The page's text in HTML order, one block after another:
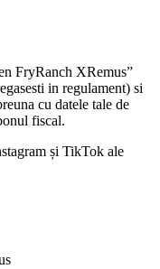
FryRanch XRemus”
in regulament) si
cu datele tale de
fiscal.
și TikTok ale